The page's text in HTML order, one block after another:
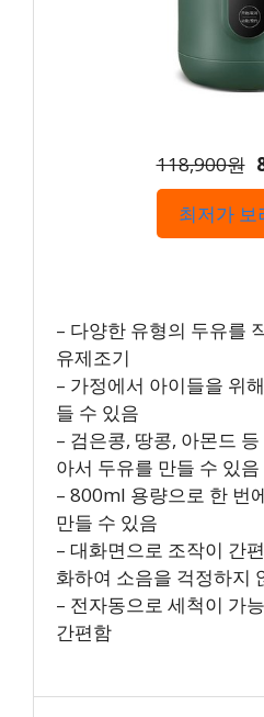
118,900원
최저가 보
– 다양한 유형의 두유를
유제조기
– 가정에서 아이들을 위
들 수 있음
– 검은콩, 땅콩, 아몬드
아서 두유를 만들 수 있음
– 800ml 용량으로 한 번
만들 수 있음
– 대화면으로 조작이 간
화하여 소음을 걱정하지
– 전자동으로 세척이 가
간편함